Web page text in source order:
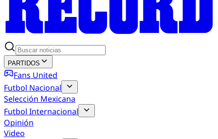
PARTIDOS
Fans United
Futbol Nacional
Selección Mexicana
Futbol Internacional
Opinión
Video